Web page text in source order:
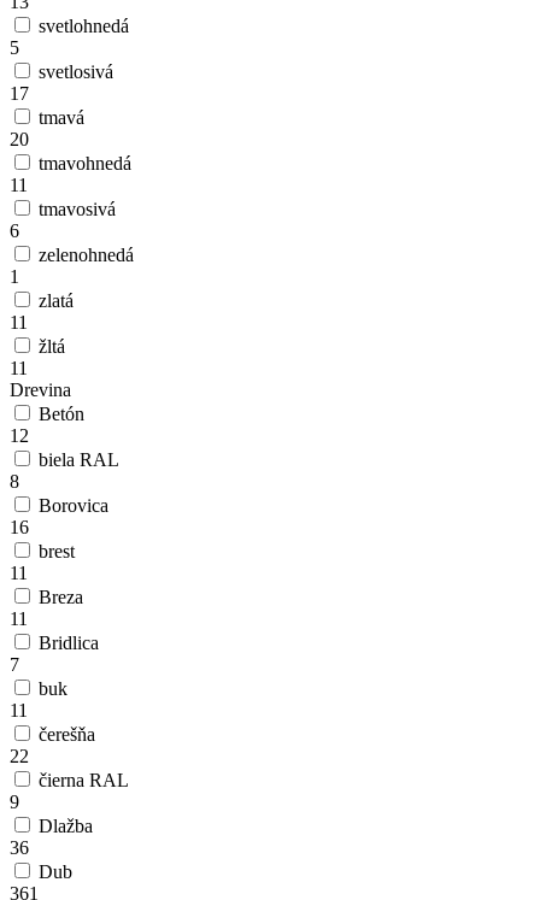
svetlohnedá
5
svetlosivá
17
tmavá
20
tmavohnedá
11
tmavosivá
6
zelenohnedá
1
zlatá
11
žltá
11
Drevina
Betón
12
biela RAL
8
Borovica
16
brest
11
Breza
11
Bridlica
7
buk
11
čerešňa
22
čierna RAL
9
Dlažba
36
Dub
361